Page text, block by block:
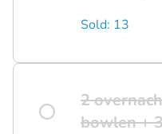
Sold: 13
2
bowlen +